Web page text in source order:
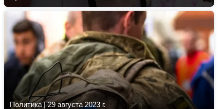
Политика|29 августа 2023 г.